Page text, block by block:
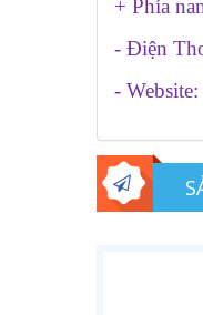
+ Phía
- Điện
- Website: